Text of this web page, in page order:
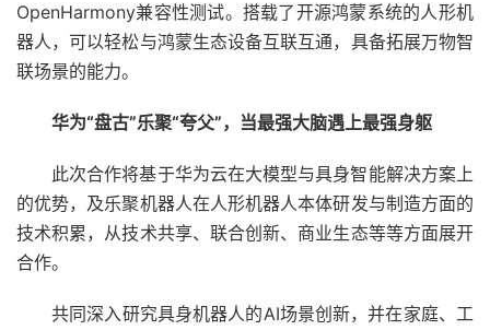
OpenHarmony兼容性测试。搭载了开源鸿蒙系统的人形机
器人，可以轻松与鸿蒙生态设备互联互通，具备拓展万物智
联场景的能力。
华为“盘古”乐聚“夸父”， 当最强大脑遇上最强身躯
此次合作将基于华为云在大模型与具身智能解决方案上
的优势，及乐聚机器人在人形机器人本体研发与制造方面的
技术积累，从技术共享、联合创新、商业生态等等方面展开
合作。
共同深入研究具身机器人的AI场景创新，并在家庭、工